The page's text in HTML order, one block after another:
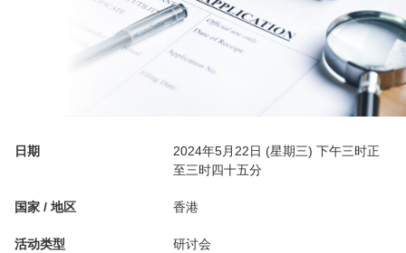
日期
2024年5月22日 (星期三) 下午三时正
至三时四十五分
国家 / 地区 香港
活动类型 研讨会